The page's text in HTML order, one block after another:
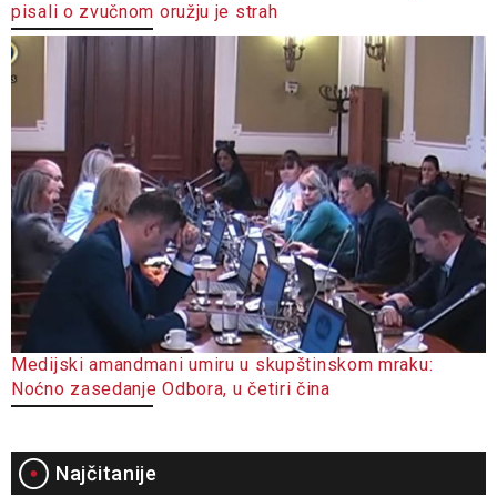
pisali o zvučnom oružju je strah
Medijski amandmani umiru u skupštinskom mraku:
Noćno zasedanje Odbora, u četiri čina
Najčitanije